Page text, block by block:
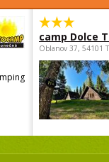
camp Dolce
Oblanov 37, 54101